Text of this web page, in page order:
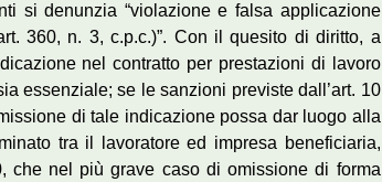
si denunzia “violazione e falsa applicazione
360, n. 3, c.p.c.)”. Con il quesito di diritto, a
nel contratto per prestazioni di lavoro
essenziale; se le sanzioni previste dall’art. 10
di tale indicazione possa dar luogo alla
tra il lavoratore ed impresa beneficiaria,
che nel più grave caso di omissione di forma